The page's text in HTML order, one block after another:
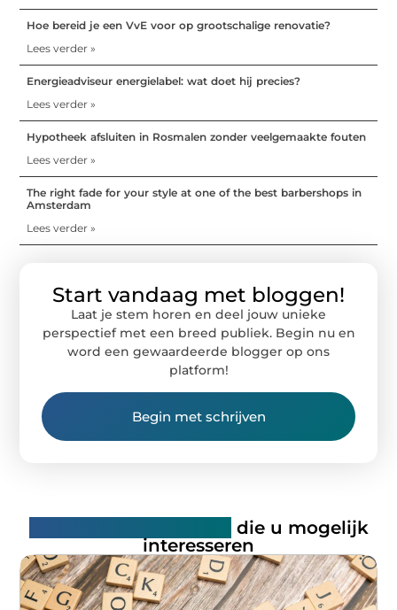
Hoe bereid je een VvE voor op grootschalige renovatie?
Lees verder »
Energieadviseur energielabel: wat doet hij precies?
Lees verder »
Hypotheek afsluiten in Rosmalen zonder veelgemaakte fouten
Lees verder »
The right fade for your style at one of the best barbershops in
Amsterdam
Lees verder »
Start vandaag met bloggen!
Laat je stem horen en deel jouw unieke
perspectief met een breed publiek. Begin nu en
word een gewaardeerde blogger op ons
platform!
Begin met schrijven
die u mogelijk
interesseren